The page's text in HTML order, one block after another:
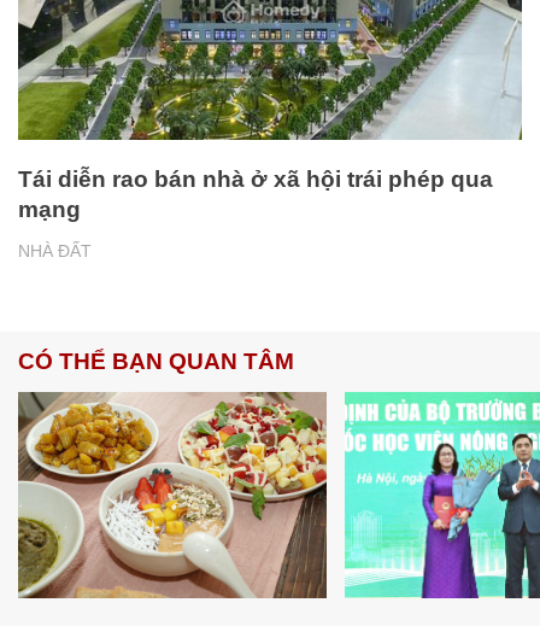
NHÀ ĐẤT
Tái diễn rao bán nhà ở xã hội trái phép qua
mạng
CÓ THỂ BẠN QUAN TÂM